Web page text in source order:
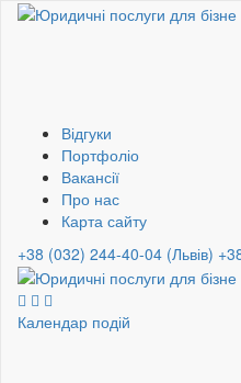
Відгуки
Портфоліо
Вакансії
Про нас
Карта сайту
+38 (032) 244-40-04 (Львів)
Календар подій